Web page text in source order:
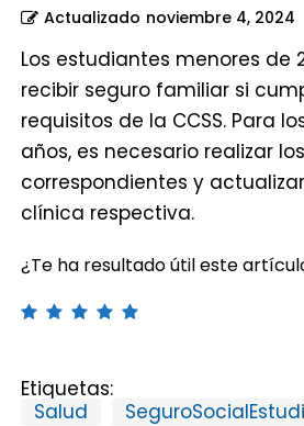
Actualizado noviembre 4, 2024
Los estudiantes menores de
recibir seguro familiar si
requisitos de la CCSS. Para
años, es necesario realizar
correspondientes y
clínica respectiva.
¿Te ha resultado útil este
Etiquetas:
Salud